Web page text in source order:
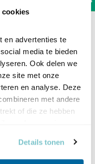
cookies
en advertenties te
media te bieden
Ook delen we
site met onze
en analyse. Deze
met andere
of die ze hebben
Details tonen